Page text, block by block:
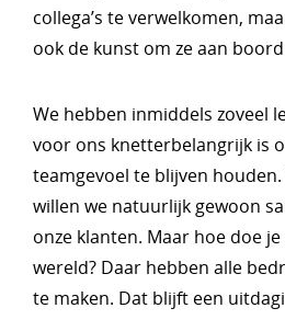
collega’s te verwelkomen,
ook de kunst om ze aan
We hebben inmiddels zoveel
voor ons knetterbelangrijk is
teamgevoel te blijven
willen we natuurlijk gewoon
onze klanten. Maar hoe doe
wereld? Daar hebben alle
te maken. Dat blijft een